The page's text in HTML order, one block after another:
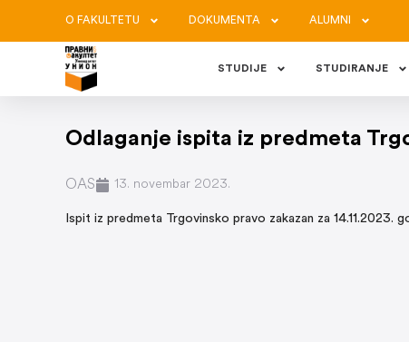
O FAKULTETU DOKUMENTA ALUMNI
STUDIJE STUDIRANJE
Odlaganje ispita iz predmeta
OAS 13. novembar 2023.
Ispit iz predmeta Trgovinsko pravo zakazan za 14.11.2023.